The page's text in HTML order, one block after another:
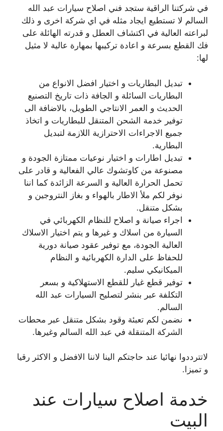
في شركتنا الراقية ستجد فني اصلاح سيارات عبد الله
السالم لا تستطيع ايجاد مثله في اي شركة اخرى و ذلك
لبراعته العالية في اكتشاف العطل و قدرته الهائلة على
فك القطع بسرعة و اعادة تركيبها بمهارة عالية لا مثيل
لها:
تبديل البطاريات و اختيار افضل الانواع من
البطاريات السائلة و الجافة ذات تاريخ التصنيع
الحديث و العمر الانتاجي الطويل، بالاضافة الى
توفير خدمة الشحن المتنقل للبطاريات و اتخاذ
جميع الاجراءات الاحترازية اللازمة لتبديل
البطارية.
تبديل اطارات و اختيار نوعيات ممتازة الجودة و
مصنوعة من كاوتشوك عالي الفعالية و قادر على
تحمل الحرارة العالية و السرعة الزائدة كما اننا
نوفر لكم ملأ الاطار بالهواء و بغاز النتروجين و
بشكل متنقل.
اجراء صيانة و اصلاح للنظام الكهربائي في
السيارة من اسلاك و غيرها و يتم اختيار الاسلاك
العالية الجودة، مع توفير عقود صيانة دورية
للحفاظ على الدارة الكهربائية و النظام
الميكانيكي سليم.
توفير قطع غيار للقطع الاستهلاكية و بسعر
التكلفة عبر بنشر لتصليح السيارات عبد الله
السالم.
نضمن لكم تعبئة وقود بشكل متنقل عبر محطات
الشركة المتنقلة في عبد الله السالم وغيرها.
لاتترددوا نهائيا عند حاجتكم الينا لاننا الافضل و الاكثر رقيا
و تميزا.
خدمة اصلاح سيارات عند
البيت